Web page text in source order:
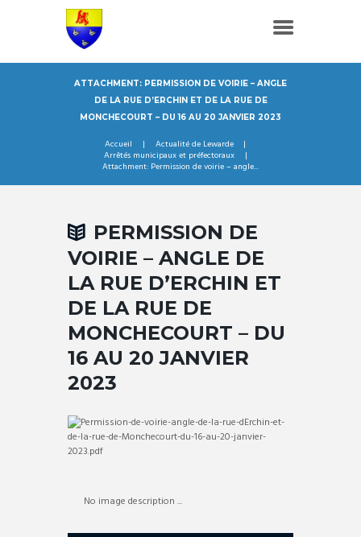
ATTACHMENT: PERMISSION DE VOIRIE – ANGLE
DE LA RUE D’ERCHIN ET DE LA RUE DE
MONCHECOURT – DU 16 AU 20 JANVIER 2023
Accueil
Actualité de Lewarde
Arrêtés municipaux et préfectoraux
Attachment: Permission de voirie – angle...
PERMISSION DE
VOIRIE – ANGLE DE
LA RUE D’ERCHIN ET
DE LA RUE DE
MONCHECOURT – DU
16 AU 20 JANVIER
2023
No image description ...